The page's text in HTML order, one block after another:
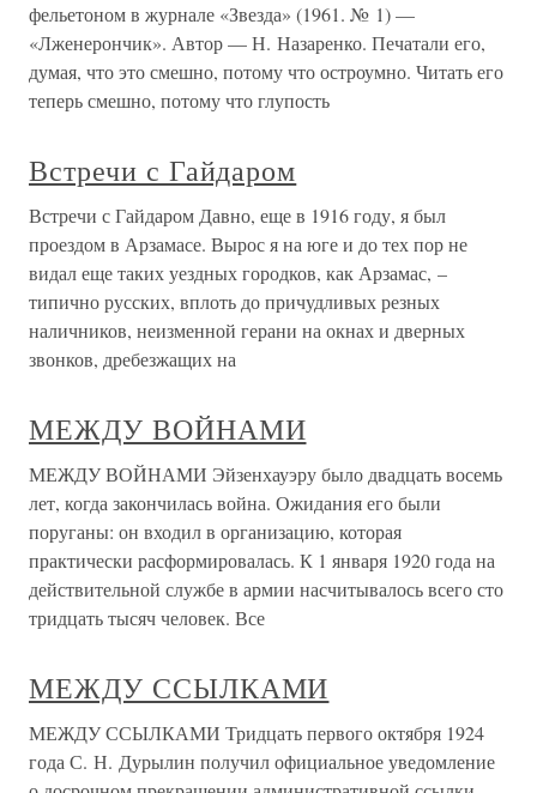
фельетоном в журнале «Звезда» (1961. № 1) —
«Лженерончик». Автор — Н. Назаренко. Печатали его,
думая, что это смешно, потому что остроумно. Читать его
теперь смешно, потому что глупость
Встречи с Гайдаром
Встречи с Гайдаром Давно, еще в 1916 году, я был
проездом в Арзамасе. Вырос я на юге и до тех пор не
видал еще таких уездных городков, как Арзамас, –
типично русских, вплоть до причудливых резных
наличников, неизменной герани на окнах и дверных
звонков, дребезжащих на
МЕЖДУ ВОЙНАМИ
МЕЖДУ ВОЙНАМИ Эйзенхауэру было двадцать восемь
лет, когда закончилась война. Ожидания его были
поруганы: он входил в организацию, которая
практически расформировалась. К 1 января 1920 года на
действительной службе в армии насчитывалось всего сто
тридцать тысяч человек. Все
МЕЖДУ ССЫЛКАМИ
МЕЖДУ ССЫЛКАМИ Тридцать первого октября 1924
года С. Н. Дурылин получил официальное уведомление